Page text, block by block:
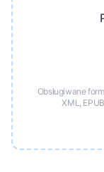
Obsługiwane
XML,